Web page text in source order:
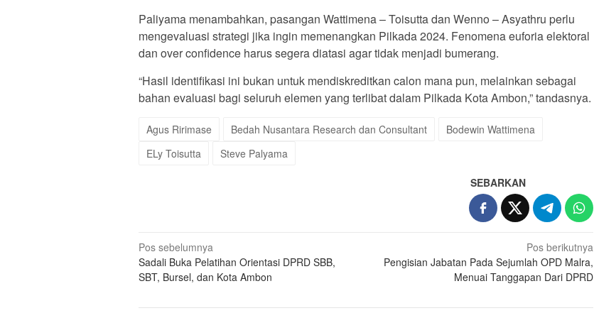
Paliyama menambahkan, pasangan Wattimena – Toisutta dan Wenno – Asyathru perlu
mengevaluasi strategi jika ingin memenangkan Pilkada 2024. Fenomena euforia elektoral
dan over confidence harus segera diatasi agar tidak menjadi bumerang.
“Hasil identifikasi ini bukan untuk mendiskreditkan calon mana pun, melainkan sebagai
bahan evaluasi bagi seluruh elemen yang terlibat dalam Pilkada Kota Ambon,” tandasnya.
Agus Ririmase Bedah Nusantara Research dan Consultant
Bodewin Wattimena
ELy Toisutta
Steve Palyama
SEBARKAN
Navigasi
pos
Pos sebelumnya
Sadali Buka Pelatihan Orientasi DPRD SBB,
SBT, Bursel, dan Kota Ambon
Pos berikutnya
Pengisian Jabatan Pada Sejumlah OPD Malra,
Menuai Tanggapan Dari DPRD